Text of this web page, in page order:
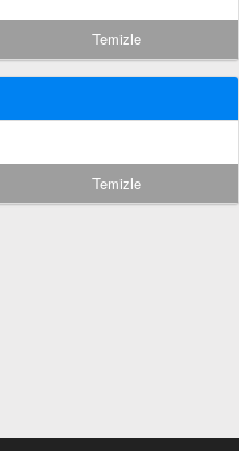
Temizle
Temizle